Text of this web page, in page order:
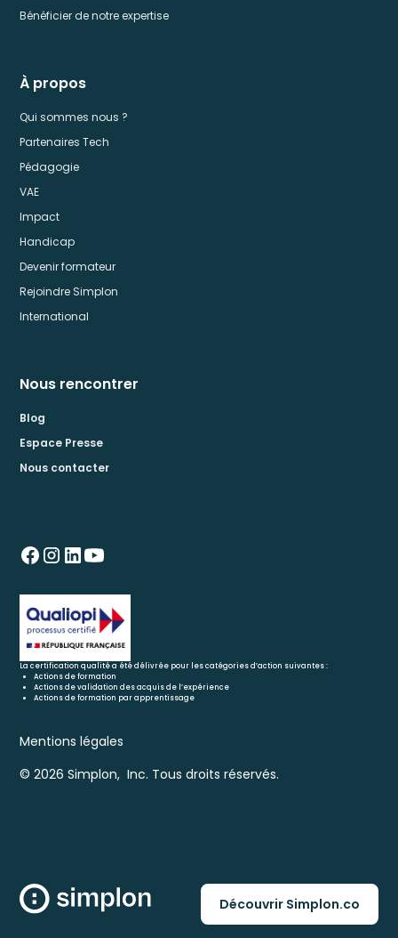
Bénéficier de notre expertise
À propos
Qui sommes nous ?
Partenaires Tech
Pédagogie
VAE
Impact
Handicap
Devenir formateur
Rejoindre Simplon
International
Nous rencontrer
Blog
Espace Presse
Nous contacter
© 2026 Simplon, Inc. Tous droits réservés.
Mentions légales
La certification qualité a été délivrée pour les catégories d’action suivantes :
Actions de formation
Actions de validation des acquis de l’expérience
Actions de formation par apprentissage
Découvrir Simplon.co